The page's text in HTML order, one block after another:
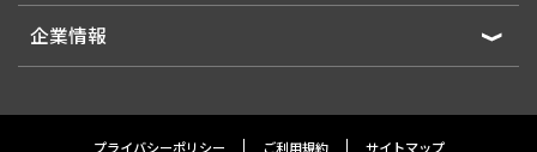
企業情報
プライバシーポリシー ご利用規約 サイトマップ